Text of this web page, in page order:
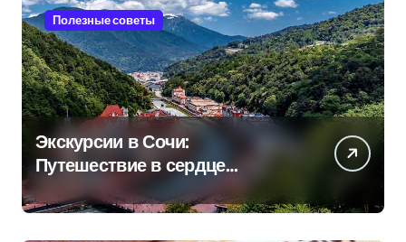
Полезные советы
Экскурсии в Сочи:
Путешествие в сердце
Черноморского курорта